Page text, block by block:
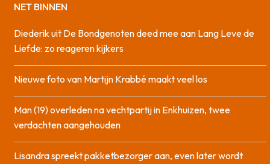
NET BINNEN
Diederik uit De Bondgenoten deed mee aan Lang Leve de
Liefde: zo reageren kijkers
Nieuwe foto van Martijn Krabbé maakt veel los
Man (19) overleden na vechtpartij in Enkhuizen, twee
verdachten aangehouden
Lisandra spreekt pakketbezorger aan, even later wordt